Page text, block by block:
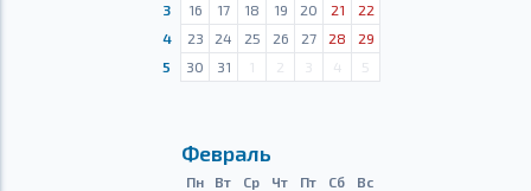
3
16 17 18 19 20 21
22
4
23 24 25 26 27 28
29
5
30 31 1 2 3 4 5
Февраль
Пн Вт Ср Чт Пт Сб
Вс